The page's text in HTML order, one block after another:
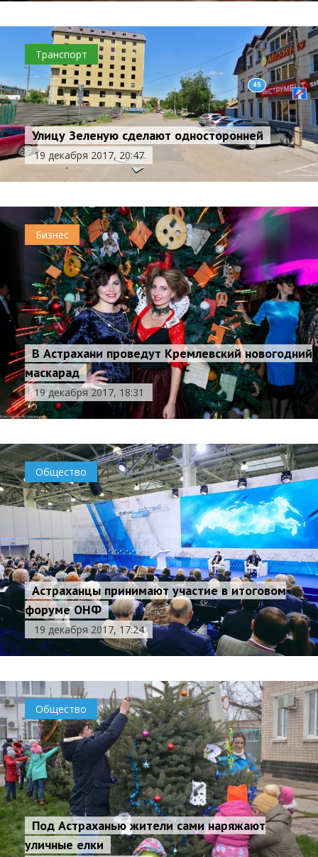
Транспорт
Улицу Зеленую сделают односторонней
19 декабря 2017, 20:47
Бизнес
В Астрахани проведут Кремлевский новогодний
маскарад
19 декабря 2017, 18:31
Общество
Астраханцы принимают участие в итоговом
форуме ОНФ
19 декабря 2017, 17:24
Общество
Под Астраханью жители сами наряжают
уличные елки